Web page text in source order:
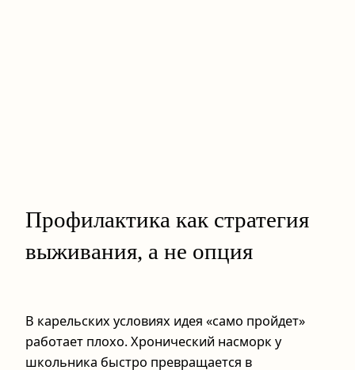
Профилактика как стратегия
выживания, а не опция
В карельских условиях идея «само пройдет»
работает плохо. Хронический насморк у
школьника быстро превращается в